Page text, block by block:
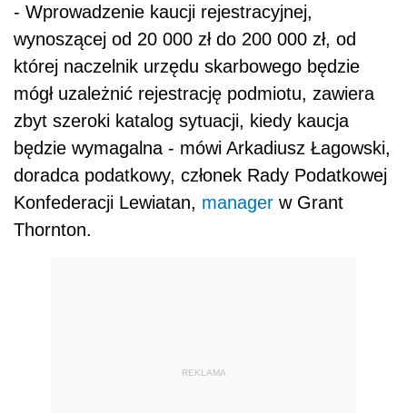
- Wprowadzenie kaucji rejestracyjnej,
wynoszącej od 20 000 zł do 200 000 zł, od
której naczelnik urzędu skarbowego będzie
mógł uzależnić rejestrację podmiotu, zawiera
zbyt szeroki katalog sytuacji, kiedy kaucja
będzie wymagalna - mówi Arkadiusz Łagowski,
doradca podatkowy, członek Rady Podatkowej
Konfederacji Lewiatan, manager w Grant
Thornton.
REKLAMA